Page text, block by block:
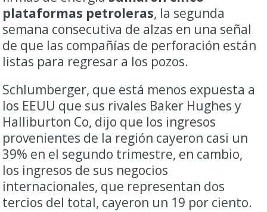
plataformas petroleras, la segunda
semana consecutiva de alzas en una señal
de que las compañías de perforación están
listas para regresar a los pozos.
Schlumberger, que está menos expuesta a
los EEUU que sus rivales Baker Hughes y
Halliburton Co, dijo que los ingresos
provenientes de la región cayeron casi un
39% en el segundo trimestre, en cambio,
los ingresos de sus negocios
internacionales, que representan dos
tercios del total, cayeron un 19 por ciento.